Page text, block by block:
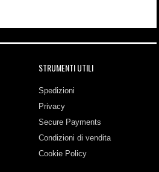
STRUMENTI UTILI
Spedizioni
Privacy
Secure Payments
Condizioni di vendita
Cookie Policy